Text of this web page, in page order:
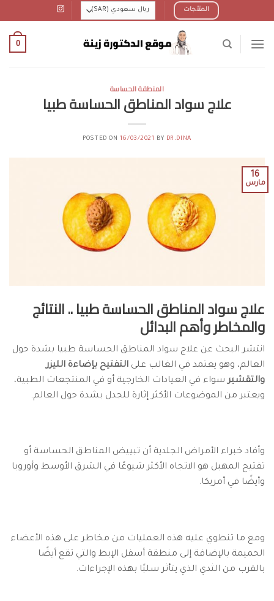
to
المنتجات
0
المنطقة الحساسة
علاج سواد المناطق الحساسة طبيا
POSTED ON 16/03/2021 BY DR.DINA
16
مارس
علاج سواد المناطق الحساسة طبيا .. النتائج
والمخاطر وأهم البدائل
انتشر البحث عن علاج سواد المناطق الحساسة طبيا بشدة حول
العالم، وهو يعتمد في الغالب على التفتيح بإضاءة الليزر
والتقشيرسواء في العيادات الخارجية أو في المنتجعات الطبية،
ويعتبر من الموضوعات الأكثر إثارة للجدل بشدة حول العالم.
وأفاد خبراء الأمراض الجلدية أن تبييض المناطق الحساسة أو
تفتيح المهبل هو الاتجاه الأكثر شيوعًا في الشرق الأوسط وأوروبا
وأيضًا في أمريكا.
ومع ما تنطوي عليه هذه العمليات من مخاطر على هذه الأعضاء
الحميمة بالإضافة إلى منطقة أسفل الإبط والتي تقع أيضًا
بالقرب من الثدي الذي يتأثر سلبًا بهذه الإجراءات.